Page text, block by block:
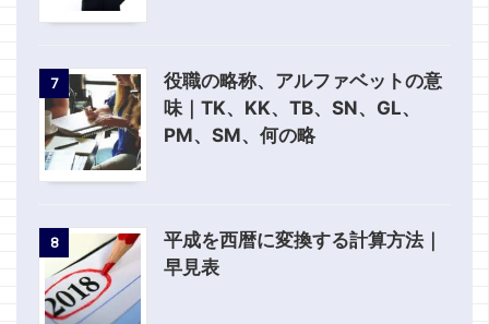
7
役職の略称、アルファベットの意
味｜TK、KK、TB、SN、GL、
PM、SM、何の略
8
平成を西暦に変換する計算方法｜
早見表